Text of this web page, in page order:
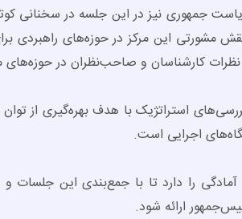
جمهوری نیز در این جلسه در سخنانی
مشورتی این مرکز در حوزه‌های راهبردی
نظرات کارشناسان و صاحب‌نظران در
استراتژیک با هدف بهره‌گیری از
اجرایی است.
را دارد تا با جمع‌بندی این جلسات
ارائه شود.